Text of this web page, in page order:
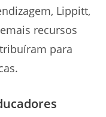
Lippitt,
recursos
para